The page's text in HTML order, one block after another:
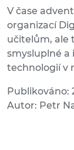
V čase
organizací
učitelům, ale
smysluplné a
technologií v
Publikováno:
Autor: Petr